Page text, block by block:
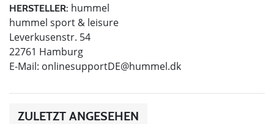
HERSTELLER: hummel
hummel sport & leisure
Leverkusenstr. 54
22761 Hamburg
E-Mail: onlinesupportDE@hummel.dk
ZULETZT ANGESEHEN